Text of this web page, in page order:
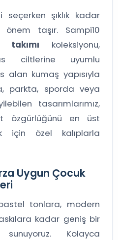
şıklık kadar
taşır. Sampi10
koleksiyonu,
ciltlerine uyumlu
alan kumaş yapısıyla
parkta, sporda veya
tasarımlarımız,
özgürlüğünü en üst
için özel kalıplarla
Uygun Çocuk
tonlara, modern
kadar geniş bir
Kolayca